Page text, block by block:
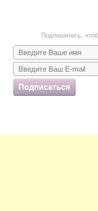
Подпишитесь,
Подписаться